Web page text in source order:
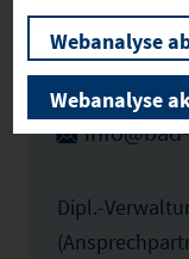
Mario
Dipl.-
Webanalyse
Webanalyse